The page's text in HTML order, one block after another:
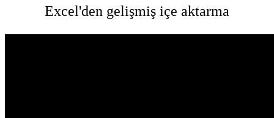
Excel'den gelişmiş içe aktarma